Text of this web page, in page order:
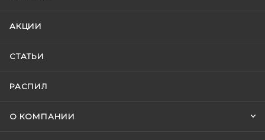
АКЦИИ
СТАТЬИ
РАСПИЛ
О КОМПАНИИ